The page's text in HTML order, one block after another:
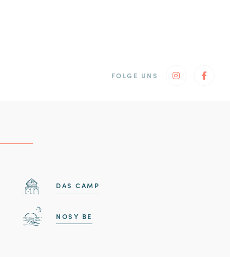
Instagram
FOLGE UNS
DAS CAMP
NOSY BE